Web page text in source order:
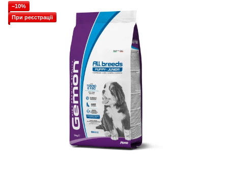
−10%
При реєстрації